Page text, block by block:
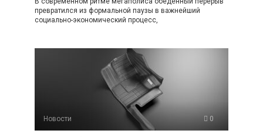
превратился из формальной паузы в важнейший
социально-экономический процесс,
Новости 0